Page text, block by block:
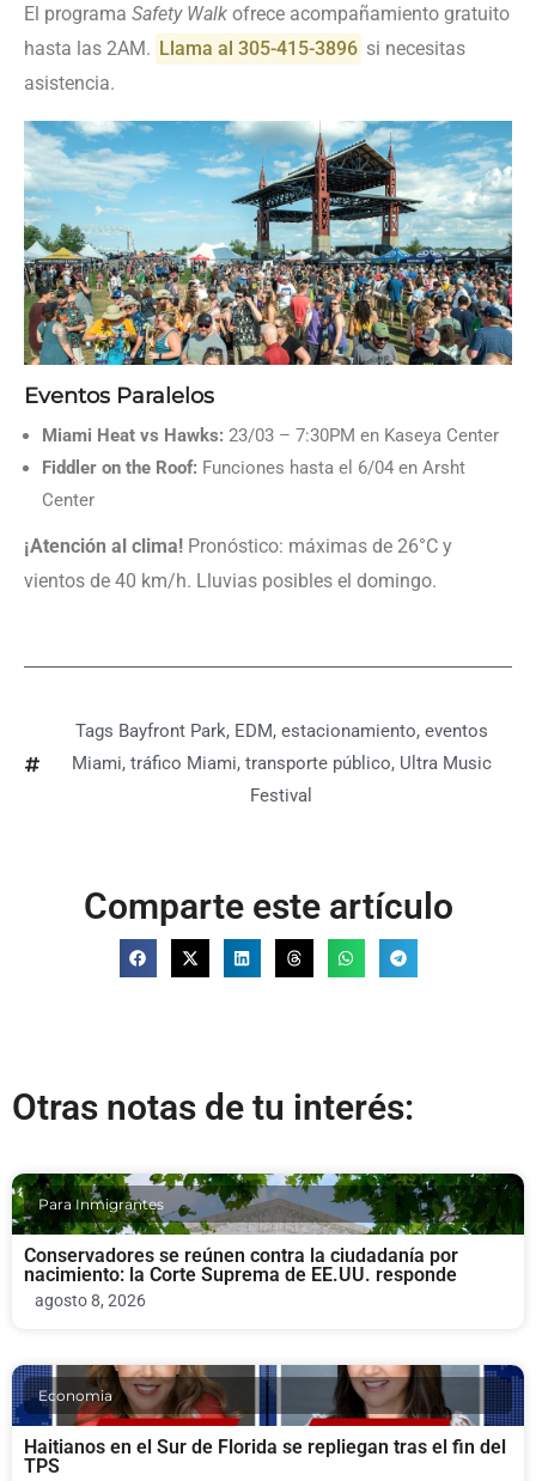
El programa Safety Walk ofrece acompañamiento gratuito
hasta las 2AM. Llama al 305-415-3896 si necesitas
asistencia.
Eventos Paralelos
Miami Heat vs Hawks: 23/03 – 7:30PM en Kaseya Center
Fiddler on the Roof: Funciones hasta el 6/04 en Arsht
Center
¡Atención al clima! Pronóstico: máximas de 26°C y
vientos de 40 km/h. Lluvias posibles el domingo.
Tags Bayfront Park, EDM, estacionamiento, eventos
Miami, tráfico Miami, transporte público, Ultra Music
Festival
Comparte este artículo
Otras notas de tu interés:
Para Inmigrantes
Conservadores se reúnen contra la ciudadanía por
nacimiento: la Corte Suprema de EE.UU. responde
agosto 8, 2026
Economia
Haitianos en el Sur de Florida se repliegan tras el fin del
TPS